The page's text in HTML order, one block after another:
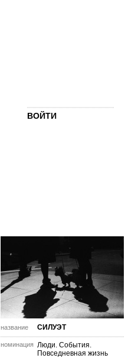
ВОЙТИ
название СИЛУЭТ
номинация Люди. События.
Повседневная жизнь